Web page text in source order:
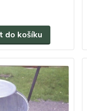
do košíku